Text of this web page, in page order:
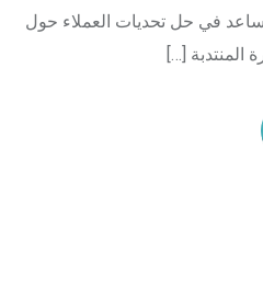
في حل تحديات العملاء حول
المنتدبة […]